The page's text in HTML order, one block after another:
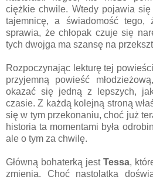
ciężkie chwile. Wtedy pojawia
tajemnicę, a świadomość
sprawia, że chłopak czuje się
tych dwojga ma szansę na
Rozpoczynając lekturę tej
przyjemną powieść
okazać się jedną z lepszych,
czasie. Z każdą kolejną stroną
się w tym przekonaniu, choć już
historia ta momentami była
ale o tym za chwilę.
Główną bohaterką jest Tessa,
zmienia. Choć nastolatka